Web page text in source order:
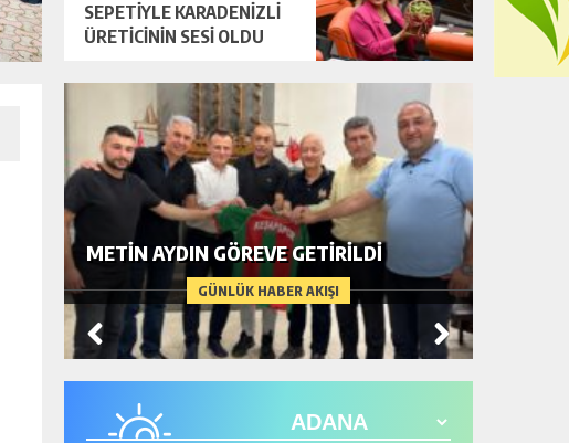
SEPETİYLE KARADENİZLİ
ÜRETİCİNİN SESİ OLDU
GÜNLÜK HABER AKIŞI
METİN AYDIN GÖREVE GETİRİLDİ